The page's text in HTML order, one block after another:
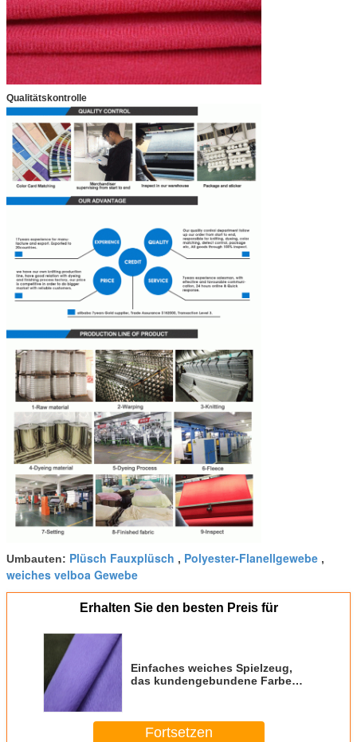
Qualitätskontrolle
Umbauten: Plüsch Fauxplüsch , Polyester-Flanellgewebe ,
weiches velboa Gewebe
Erhalten Sie den besten Preis für
Einfaches weiches Spielzeug,
das kundengebundene Farbe
Fortsetzen